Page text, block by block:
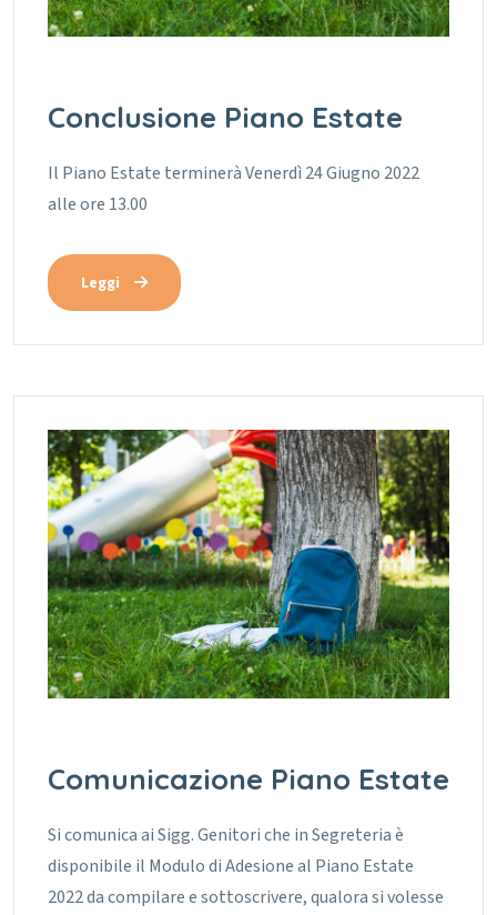
Conclusione Piano Estate
Il Piano Estate terminerà Venerdì 24 Giugno 2022
alle ore 13.00
Leggi
Comunicazione Piano Estate
Si comunica ai Sigg. Genitori che in Segreteria è
disponibile il Modulo di Adesione al Piano Estate
2022 da compilare e sottoscrivere, qualora si volesse